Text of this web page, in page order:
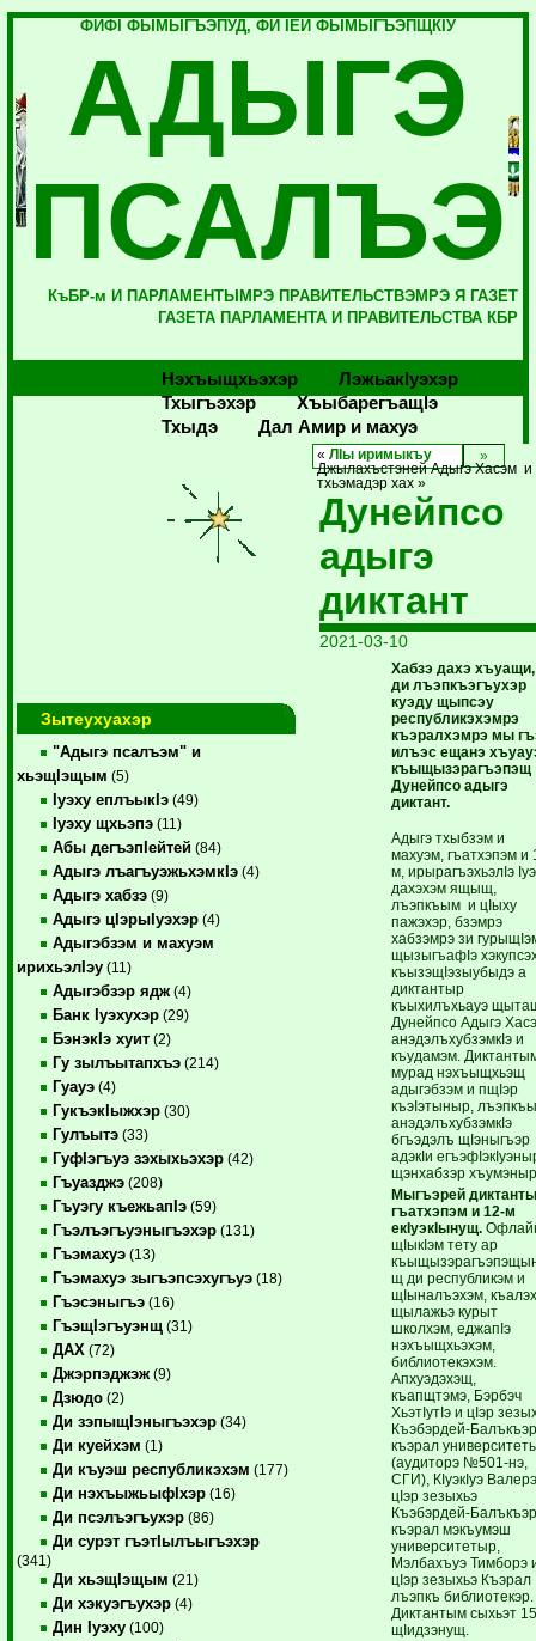
ФИФI ФЫМЫГЪЭПУД, ФИ IЕЙ ФЫМЫГЪЭПЩКIУ
АДЫГЭ
ПСАЛЪЭ
КъБР-м И ПАРЛАМЕНТЫМРЭ ПРАВИТЕЛЬСТВЭМРЭ Я ГАЗЕТ
ГАЗЕТА ПАРЛАМЕНТА И ПРАВИТЕЛЬСТВА КБР
Нэхъыщхьэхэр
Лэжьакlуэхэр
Тхыгъэхэр
Хъыбарегъащlэ
Тхыдэ
Дал Амир и махуэ
Зытеухуахэр
"Адыгэ псалъэм" и
хьэщIэщым (5)
Iуэху еплъыкIэ (49)
Iуэху щхьэпэ (11)
Абы дегъэпIейтей (84)
Адыгэ лъагъуэжьхэмкIэ (4)
Адыгэ хабзэ (9)
Адыгэ цIэрыIуэхэр (4)
Адыгэбзэм и махуэм
ирихьэлIэу (11)
Адыгэбзэр ядж (4)
Банк Iуэхухэр (29)
БэнэкIэ хуит (2)
Гу зылъытапхъэ (214)
Гуауэ (4)
ГукъэкIыжхэр (30)
Гулъытэ (33)
ГуфIэгъуэ зэхыхьэхэр (42)
Гъуазджэ (208)
Гъуэгу къежьапIэ (59)
Гъэлъэгъуэныгъэхэр (131)
Гъэмахуэ (13)
Гъэмахуэ зыгъэпсэхугъуэ (18)
Гъэсэныгъэ (16)
ГъэщIэгъуэнщ (31)
ДАХ (72)
Джэрпэджэж (9)
Дзюдо (2)
Ди зэпыщIэныгъэхэр (34)
Ди куейхэм (1)
Ди къуэш республикэхэм (177)
Ди нэхъыжьыфIхэр (16)
Ди псэлъэгъухэр (86)
Ди сурэт гъэтIылъыгъэхэр
(341)
Ди хьэщIэщым (21)
Ди хэкуэгъухэр (4)
Дин Iуэху (100)
«ЛIы иримыкъу
Джылахъстэней Адыгэ Хасэм и
тхьэмадэр хах »
Дунейпсо
адыгэ
диктант
2021-03-10
Хабзэ дахэ хъуащи,
ди лъэпкъэгъухэр
куэду щыпсэу
республикэхэмрэ
къэралхэмрэ мы
илъэс ещанэ
къыщызэрагъэпэщ
Дунейпсо адыгэ
диктант.
Адыгэ тхыбзэм и
махуэм, гъатхэпэм и
м, ирырагъэхьэлIэ
дахэхэм ящыщ,
лъэпкъым и цIыху
пажэхэр, бзэмрэ
хабзэмрэ зи
щызыгъафIэ
къызэщIэзыубыдэ а
диктантыр
къыхилъхьауэ
Дунейпсо Адыгэ
анэдэлъхубзэмкIэ и
къудамэм.
мурад нэхъыщхьэщ
адыгэбзэм и пщIэр
къэIэтыныр,
анэдэлъхубзэмкIэ
бгъэдэлъ щIэныгъэр
адэкIи
щэнхабзэр
Мыгъэрей
гъатхэпэм и 12-м
екIуэкIынущ.
щIыкIэм тету ар
щ ди республикэм и
щIыналъэхэм,
щылажьэ курыт
школхэм, еджапIэ
нэхъыщхьэхэм,
библиотекэхэм.
Апхуэдэхэщ,
къапщтэмэ, Бэрбэч
ХьэтIутIэ и цIэр
Къэбэрдей-
къэрал
(аудиторэ №501-нэ,
СГИ), КIуэкIуэ
цIэр зезыхьэ
Къэбэрдей-
къэрал мэкъумэш
университетыр,
Мэлбахъуэ Тимборэ
цIэр зезыхьэ Къэрал
лъэпкъ библиотекэр.
Диктантым сыхьэт
щIидзэнущ.